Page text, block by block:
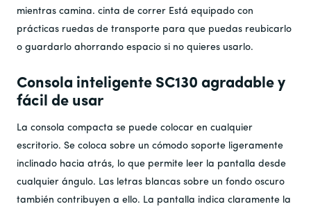
mientras camina. cinta de correr Está equipado con
prácticas ruedas de transporte para que puedas reubicarlo
o guardarlo ahorrando espacio si no quieres usarlo.
Consola inteligente SC130 agradable y
fácil de usar
La consola compacta se puede colocar en cualquier
escritorio. Se coloca sobre un cómodo soporte ligeramente
inclinado hacia atrás, lo que permite leer la pantalla desde
cualquier ángulo. Las letras blancas sobre un fondo oscuro
también contribuyen a ello. La pantalla indica claramente la